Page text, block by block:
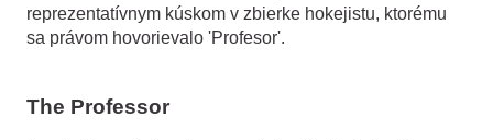
reprezentatívnym kúskom v zbierke hokejistu, ktorému
sa právom hovorievalo 'Profesor'.
The Professor